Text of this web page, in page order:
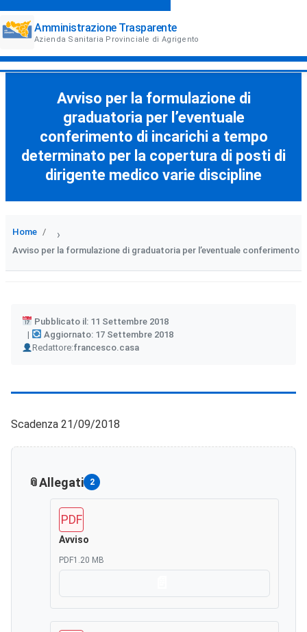
Amministrazione Trasparente
Azienda Sanitaria Provinciale di Agrigento
Avviso per la formulazione di
graduatoria per l’eventuale
conferimento di incarichi a tempo
determinato per la copertura di posti di
dirigente medico varie discipline
Home ›
Avviso per la formulazione di graduatoria per l’eventuale
Pubblicato il: 11 Settembre 2018
Aggiornato: 17 Settembre 2018
Redattore:
Author francesco.casa
Scadenza 21/09/2018
Allegati 2
PDF
Avviso
PDF1.20 MB